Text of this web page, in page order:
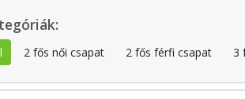
2 fős női csapat 2 fős férfi csapat 3